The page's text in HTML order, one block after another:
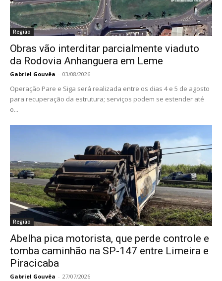
Região
Obras vão interditar parcialmente viaduto
da Rodovia Anhanguera em Leme
Gabriel Gouvêa - 03/08/2026
Operação Pare e Siga será realizada entre os dias 4 e 5 de agosto
para recuperação da estrutura; serviços podem se estender até
o...
Região
Abelha pica motorista, que perde controle e
tomba caminhão na SP-147 entre Limeira e
Piracicaba
Gabriel Gouvêa - 27/07/2026